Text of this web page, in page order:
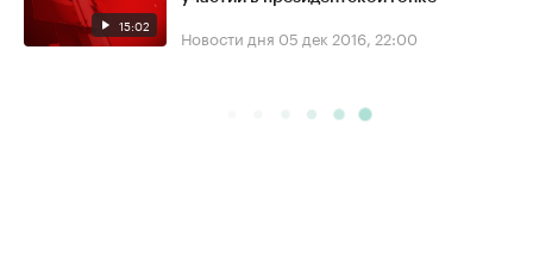
15:02 Новости дня 05 дек 2016, 22:00